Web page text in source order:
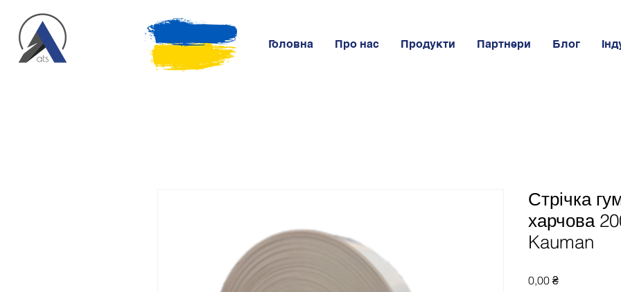
Головна Про нас Продукти Партнери Блог
Стрічка
харчова
Kauman
0,00 ₴Ціна